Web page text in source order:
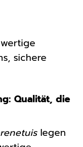
sichere
Qualität, die
legen